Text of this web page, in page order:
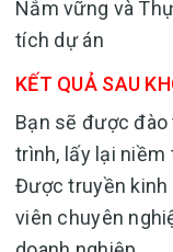
Nắm vững và
tích dự án
KẾT QUẢ SAU
Bạn sẽ được đào
trình, lấy lại
Được truyền kinh
viên chuyên